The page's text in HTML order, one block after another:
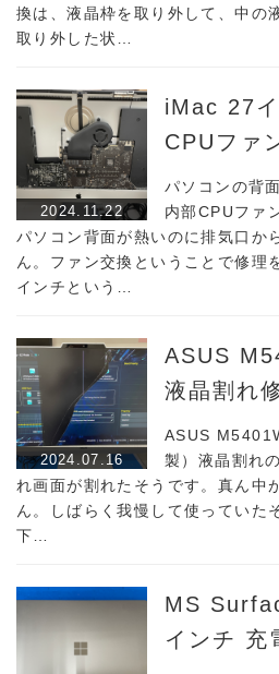
換は、液晶枠を取り外して、中の
取り外した状…
2024.11.22
iMac 27
CPUファ
パソコンの背
内部CPUファ
パソコン背面が熱いのに排気口か
ん。ファン交換ということで修理
インチという…
2024.07.16
ASUS
液晶割れ
ASUS
製）液晶割れ
れ画面が割れたそうです。真ん中
ん。しばらく我慢して使っていた
下…
MS
インチ 充